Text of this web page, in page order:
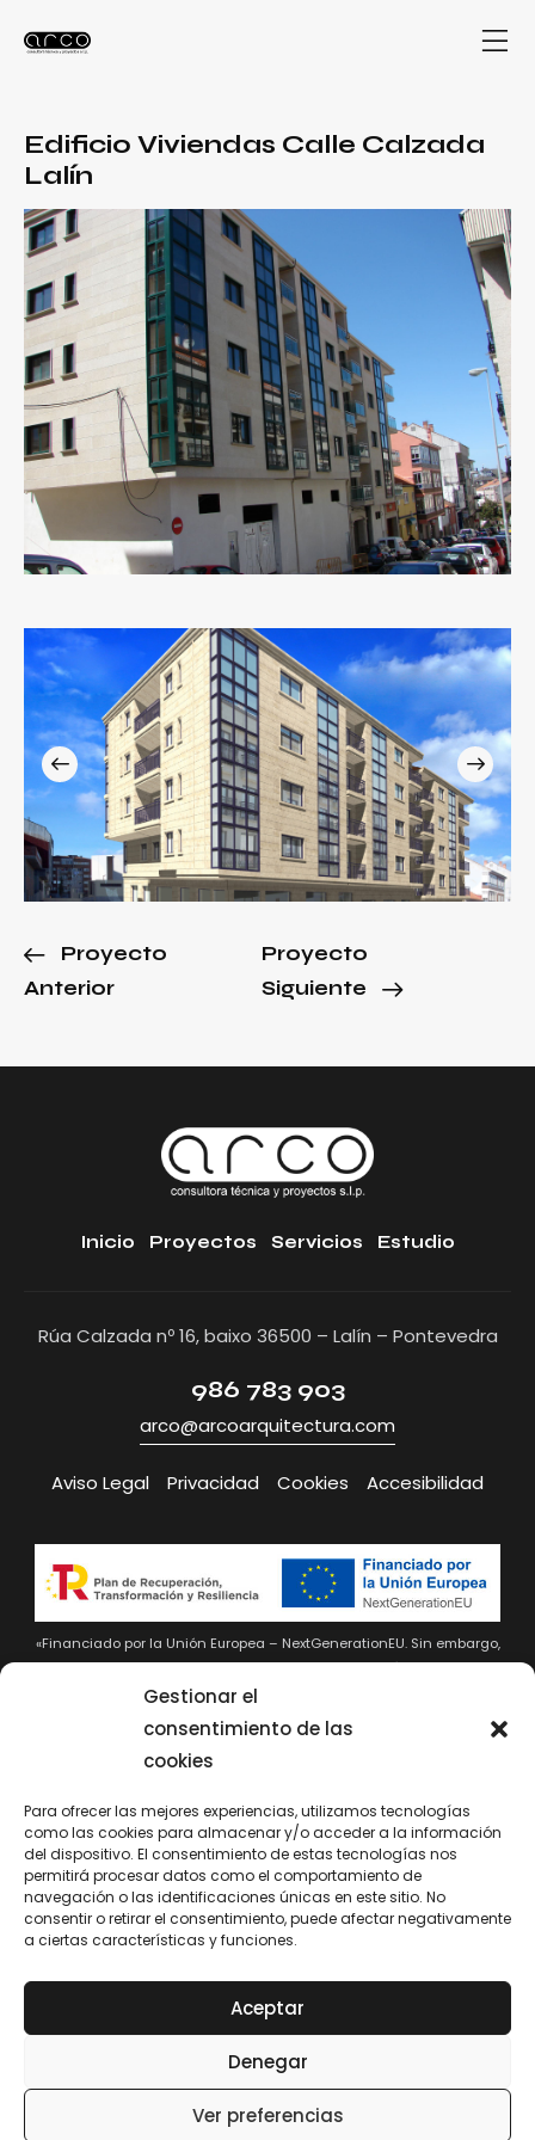
Gestionar el
consentimiento de las
cookies
Para ofrecer las mejores experiencias, utilizamos tecnologías
como las cookies para almacenar y/o acceder a la información
del dispositivo. El consentimiento de estas tecnologías nos
permitirá procesar datos como el comportamiento de
navegación o las identificaciones únicas en este sitio. No
consentir o retirar el consentimiento, puede afectar negativamente
a ciertas características y funciones.
Aceptar
Denegar
Ver preferencias
Edificio Viviendas Calle Calzada
Lalín
Proyecto
Anterior
Proyecto
Siguiente
Inicio Proyectos Servicios Estudio
Rúa Calzada nº 16, baixo 36500 – Lalín – Pontevedra
986 783 903
arco@arcoarquitectura.com
Aviso Legal Privacidad Cookies Accesibilidad
«Financiado por la Unión Europea – NextGenerationEU. Sin embargo,
los puntos de vista y las opiniones expresadas son únicamente los
del autor o autores y no reflejan necesariamente los de la Unión
Europea pueden ser consideradas responsables de las mismas»
sistema de climatización más eficiente, compuesto por
una bomba de calor exterior y casettes y splits en el
interior.
© Arco Consultora Técnica y Proyectos, SLP. |